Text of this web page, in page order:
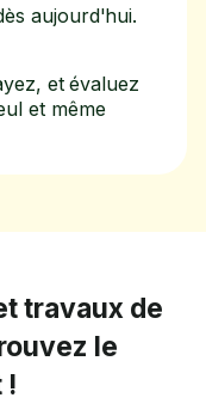
aujourd'hui.
et évaluez
et même
travaux de
le
!